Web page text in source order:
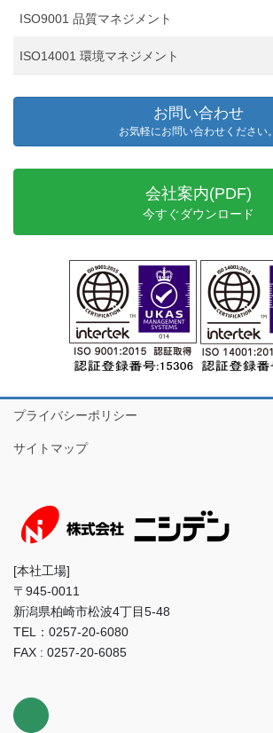
ISO9001 品質マネジメント
ISO14001 環境マネジメント
お問い合わせ
お気軽にお問い合わせください。
会社案内(PDF)
今すぐダウンロード
プライバシーポリシー
サイトマップ
[本社工場]
〒945-0011
新潟県柏崎市松波4丁目5-48
TEL：0257-20-6080
FAX : 0257-20-6085